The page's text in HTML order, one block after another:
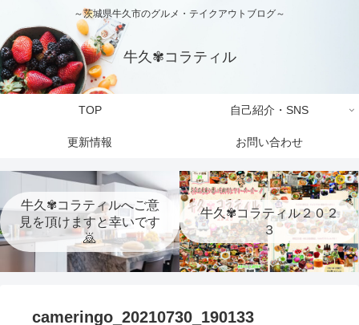
～茨城県牛久市のグルメ・テイクアウトブログ～
牛久✾コラティル
TOP 自己紹介・SNS
更新情報 お問い合わせ
牛久✾コラティルへご意
見を頂けますと幸いです
🙇
牛久✾コラティル２０２
３
cameringo_20210730_190133